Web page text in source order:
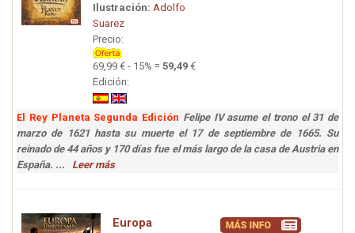
Ilustración: Adolfo
Suarez
Precio:
69,99 € - 15% = 59,49 €
Edición:
El Rey Planeta Segunda Edición Felipe IV asume el trono el 31 de
marzo de 1621 hasta su muerte el 17 de septiembre de 1665. Su
reinado de 44 años y 170 días fue el más largo de la casa de Austria en
España. ... Leer más
Europa